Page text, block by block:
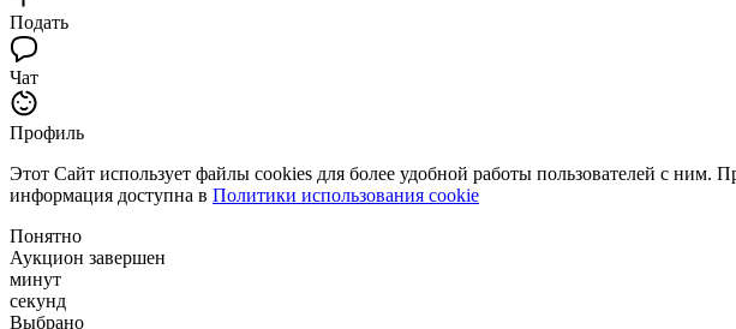
Подать
Чат
Профиль
Этот Сайт использует файлы cookies для более удобной работы пользователей с
информация доступна в Политики использования cookie
Понятно
Аукцион завершен
минут
секунд
Выбрано